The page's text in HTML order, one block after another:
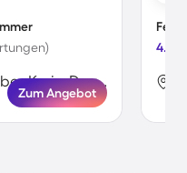
Weikersheim, Main-Tauber-Kreis, Deutschland
Zum Angebot
4.7